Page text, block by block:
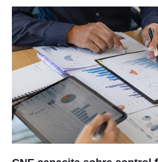
CNE capacita sobre control